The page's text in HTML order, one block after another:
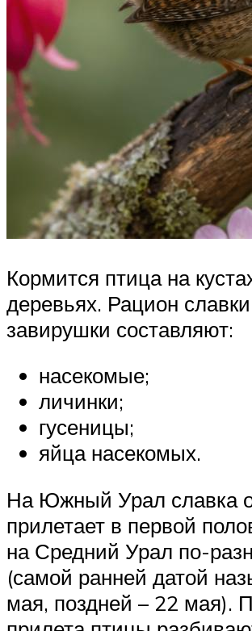
Кормится птица на
деревьях. Рацион
завирушки составляют:
насекомые;
личинки;
гусеницы;
яйца насекомых.
На Южный Урал славка
прилетает в первой
на Средний Урал по-
(самой ранней датой
мая, поздней – 22 мая).